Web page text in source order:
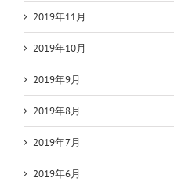
2019年11月
2019年10月
2019年9月
2019年8月
2019年7月
2019年6月